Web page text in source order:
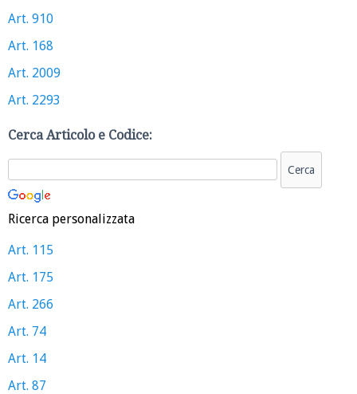
Art. 910
Art. 168
Art. 2009
Art. 2293
Cerca Articolo e Codice:
Ricerca personalizzata
Art. 115
Art. 175
Art. 266
Art. 74
Art. 14
Art. 87